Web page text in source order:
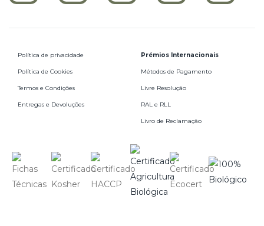
Política de privacidade
Política de Cookies
Termos e Condições
Entregas e Devoluções
Prémios Internacionais
Métodos de Pagamento
Livre Resolução
RAL e RLL
Livro de Reclamação